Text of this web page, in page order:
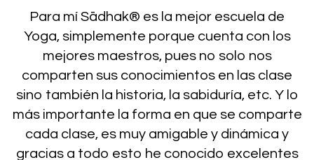
Para mí Sādhak® es la mejor escuela de
Yoga, simplemente porque cuenta con los
mejores maestros, pues no solo nos
comparten sus conocimientos en las clase
sino también la historia, la sabiduría, etc. Y lo
más importante la forma en que se comparte
cada clase, es muy amigable y dinámica y
gracias a todo esto he conocido excelentes